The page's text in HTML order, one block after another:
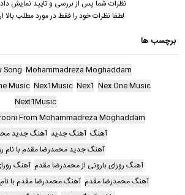
نظرات شما پس از بررسی و تایید نمایش
لطفا نظرات خود را فقط در مورد مطلب بالا
برچسب ها
Mohammadreza Moghaddam
Song
Nex One Music
Nex1
Nex1Music
Music
Next1Music
From Mohammadreza Moghaddam
آهنگ آهنگ جدید آهنگ جدید
آهنگ جدید محمدرضا مقدم با نام
آهنگ روزای بارونی از محمدرضا مقدم آهنگ
آهنگ محمدرضا مقدم آهنگ محمدرضا مقدم با نام